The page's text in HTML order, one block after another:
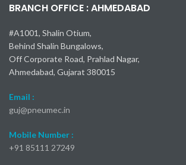
BRANCH OFFICE : AHMEDABAD
#A1001, Shalin Otium,
Behind Shalin Bungalows,
Off Corporate Road, Prahlad Nagar,
Ahmedabad, Gujarat 380015
Email :
guj@pneumec.in
Mobile Number :
+91 85111 27249